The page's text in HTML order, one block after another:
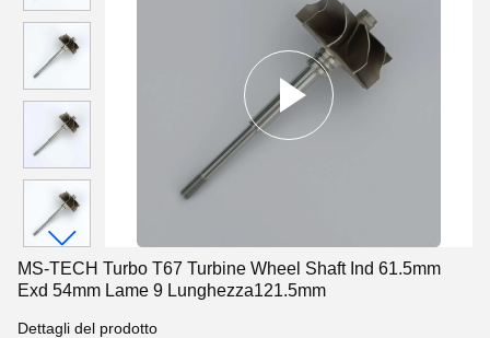
MS-TECH Turbo T67 Turbine Wheel Shaft Ind 61.5mm
Exd 54mm Lame 9 Lunghezza121.5mm
Dettagli del prodotto